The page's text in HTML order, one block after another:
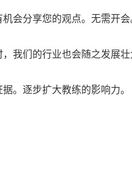
会分享您的观点。 无需开
我们的行业也会随之发展壮
。逐步扩大教练的影响力。